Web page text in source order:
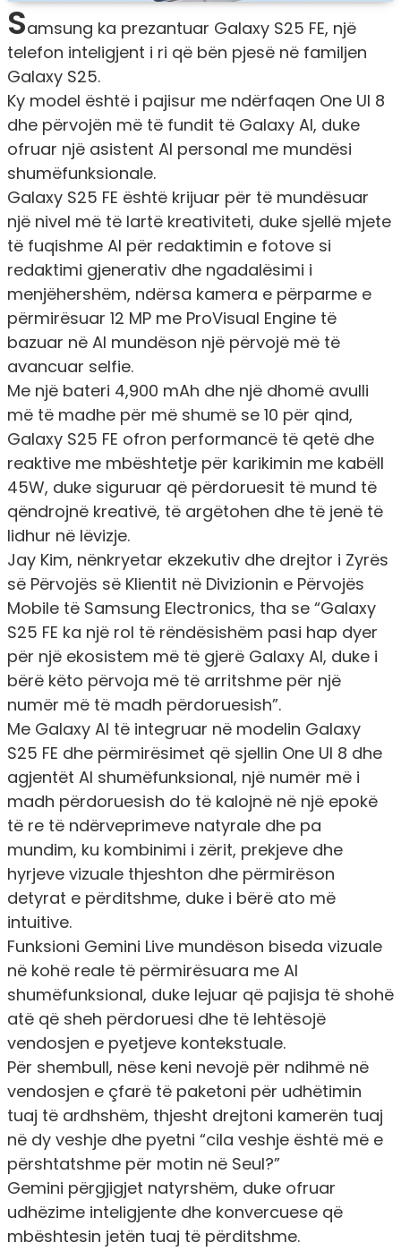
Samsung ka prezantuar Galaxy S25 FE, një
telefon inteligjent i ri që bën pjesë në familjen
Galaxy S25.
Ky model është i pajisur me ndërfaqen One UI 8
dhe përvojën më të fundit të Galaxy AI, duke
ofruar një asistent AI personal me mundësi
shumëfunksionale.
Galaxy S25 FE është krijuar për të mundësuar
një nivel më të lartë kreativiteti, duke sjellë mjete
të fuqishme AI për redaktimin e fotove si
redaktimi gjenerativ dhe ngadalësimi i
menjëhershëm, ndërsa kamera e përparme e
përmirësuar 12 MP me ProVisual Engine të
bazuar në AI mundëson një përvojë më të
avancuar selfie.
Me një bateri 4,900 mAh dhe një dhomë avulli
më të madhe për më shumë se 10 për qind,
Galaxy S25 FE ofron performancë të qetë dhe
reaktive me mbështetje për karikimin me kabëll
45W, duke siguruar që përdoruesit të mund të
qëndrojnë kreativë, të argëtohen dhe të jenë të
lidhur në lëvizje.
Jay Kim, nënkryetar ekzekutiv dhe drejtor i Zyrës
së Përvojës së Klientit në Divizionin e Përvojës
Mobile të Samsung Electronics, tha se “Galaxy
S25 FE ka një rol të rëndësishëm pasi hap dyer
për një ekosistem më të gjerë Galaxy AI, duke i
bërë këto përvoja më të arritshme për një
numër më të madh përdoruesish”.
Me Galaxy AI të integruar në modelin Galaxy
S25 FE dhe përmirësimet që sjellin One UI 8 dhe
agjentët AI shumëfunksional, një numër më i
madh përdoruesish do të kalojnë në një epokë
të re të ndërveprimeve natyrale dhe pa
mundim, ku kombinimi i zërit, prekjeve dhe
hyrjeve vizuale thjeshton dhe përmirëson
detyrat e përditshme, duke i bërë ato më
intuitive.
Funksioni Gemini Live mundëson biseda vizuale
në kohë reale të përmirësuara me AI
shumëfunksional, duke lejuar që pajisja të shohë
atë që sheh përdoruesi dhe të lehtësojë
vendosjen e pyetjeve kontekstuale.
Për shembull, nëse keni nevojë për ndihmë në
vendosjen e çfarë të paketoni për udhëtimin
tuaj të ardhshëm, thjesht drejtoni kamerën tuaj
në dy veshje dhe pyetni “cila veshje është më e
përshtatshme për motin në Seul?”
Gemini përgjigjet natyrshëm, duke ofruar
udhëzime inteligjente dhe konvercuese që
mbështesin jetën tuaj të përditshme.